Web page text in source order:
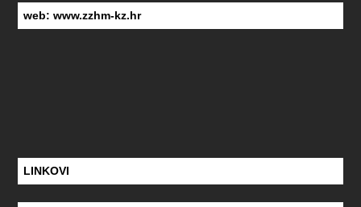
web:www.zzhm-kz.hr
LINKOVI